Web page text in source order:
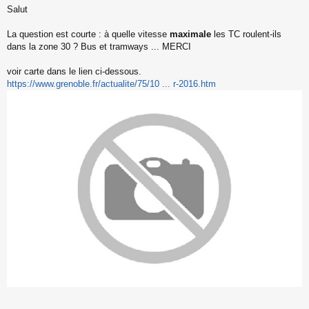
e
s
g
n
o
Salut
La question est courte : à quelle vitesse maximale les TC roulent-ils
dans la zone 30 ? Bus et tramways ... MERCI
voir carte dans le lien ci-dessous.
https://www.grenoble.fr/actualite/75/10 ... r-2016.htm